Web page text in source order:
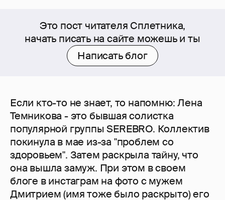
Это пост читателя Сплетника,
начать писать на сайте можешь и ты
Написать блог
Если кто-то не знает, то напомню: Лена
Темникова - это бывшая солистка
популярной группы SEREBRO. Коллектив
покинула в мае из-за "проблем со
здоровьем". Затем раскрыла тайну, что
она вышла замуж. При этом в своем
блоге в инстаграм на фото с мужем
Дмитрием (имя тоже было раскрыто) его